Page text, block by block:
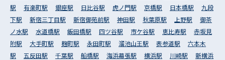
駅
有楽町駅 銀座駅 日比谷駅 虎ノ門駅 京橋駅 日本橋駅
九段
下駅
新宿三丁目駅 新宿御苑前駅 神田駅 秋葉原駅 上野駅
御茶
ノ水駅
水道橋駅 飯田橋駅 四ツ谷駅 市ケ谷駅 恵比寿駅
赤坂見
附駅
大手町駅 麹町駅 永田町駅 溜池山王駅 表参道駅
六本木
駅
五反田駅 千葉駅 船橋駅 海浜幕張駅 横浜駅 川崎駅
新横浜